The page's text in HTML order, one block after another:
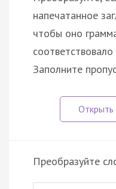
напечатанное
чтобы оно
Заполните
Преобразуйте